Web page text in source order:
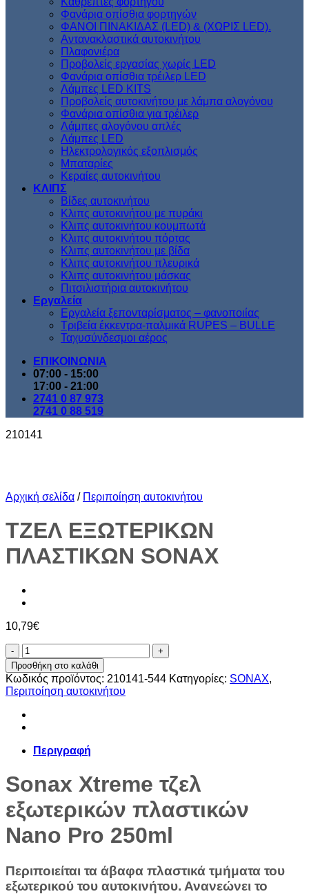
Φανάρια οπίσθια φορτηγών
ΦΑΝΟΙ ΠΙΝΑΚΙΔΑΣ (LED) & (XΩΡΙΣ LED).
Aντανακλαστικά αυτοκινήτου
Πλαφονιέρα
Προβολείς εργασίας χωρίς LED
Φανάρια οπίσθια τρέιλερ LED
Λάμπες LED KITS
Προβολείς αυτοκινήτου με λάμπα αλογόνου
Φανάρια οπίσθια για τρέιλερ
Λάμπες αλογόνου απλές
Λάμπες LED
Ηλεκτρολογικός εξοπλισμός
Μπαταρίες
Κεραίες αυτοκινήτου
ΚΛΙΠΣ
Βίδες αυτοκινήτου
Kλιπς αυτοκινήτου με πυράκι
Kλιπς αυτοκινήτου κουμπωτά
Κλιπς αυτοκινήτου πόρτας
Κλιπς αυτοκινήτου με βίδα
Kλιπς αυτοκινήτου πλευρικά
Kλιπς αυτοκινήτου μάσκας
Πιτσιλιστήρια αυτοκινήτου
Εργαλεία
Εργαλεία ξεπονταρίσματος – φανοποιίας
Τριβεία έκκεντρα-παλμικά RUPES – BULLE
Ταχυσύνδεσμοι αέρος
ΕΠΙΚΟΙΝΩΝΙΑ
07:00 - 15:00
17:00 - 21:00
2741 0 87 973
2741 0 88 519
210141
Αρχική σελίδα / Περιποίηση αυτοκινήτου
TZEΛ ΕΞΩΤΕΡΙΚΩΝ
ΠΛΑΣΤΙΚΩΝ SONAX
10,79€
TZEΛ
ΕΞΩΤΕΡΙΚΩΝ
ΠΛΑΣΤΙΚΩΝ
SONAX
ποσότητα
Προσθήκη στο καλάθι
Κωδικός προϊόντος: 210141-544 Κατηγορίες: SONAX,
Περιποίηση αυτοκινήτου
Περιγραφή
Sonax Xtreme τζελ
εξωτερικών πλαστικών
Nano Pro 250ml
Περιποιείται τα άβαφα πλαστικά τμήματα του
εξωτερικού του αυτοκινήτου. Ανανεώνει το